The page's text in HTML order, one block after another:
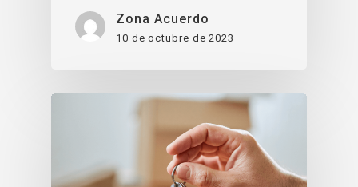
Zona Acuerdo
10 de octubre de 2023